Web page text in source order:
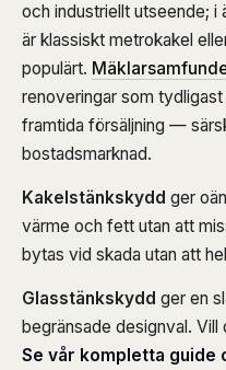
och industriellt utseende; i
är klassiskt metrokakel
populärt.
renoveringar som
framtida försäljning —
bostadsmarknad.
Kakelstänkskydd ger
värme och fett utan att
bytas vid skada utan att
Glasstänkskydd ger en
begränsade designval. Vill
Se vår kompletta guide